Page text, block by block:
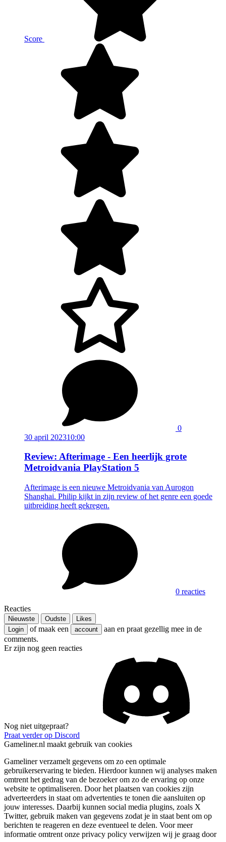
Score
0
30 april 202310:00
Review: Afterimage - Een heerlijk grote
Metroidvania PlayStation 5
Afterimage is een nieuwe Metroidvania van Aurogon
Shanghai. Philip kijkt in zijn review of het genre een goede
uitbreiding heeft gekregen.
0 reacties
Reacties
Nieuwste Oudste
Likes
Login
of maak een account
aan en praat gezellig mee in de
comments.
Er zijn nog geen reacties
Nog niet uitgepraat?
Praat verder op Discord
Gameliner.nl maakt gebruik van cookies
Gameliner verzamelt gegevens om zo een optimale
gebruikerservaring te bieden. Hierdoor kunnen wij analyses maken
omtrent het gedrag van de bezoeker om zo de ervaring op onze
website te optimaliseren. Door het plaatsen van cookies zijn
adverteerders in staat om advertenties te tonen die aansluiten op
jouw interesses. Daarbij kunnen social media plugins, zoals X
Twitter, gebruik maken van gegevens zodat je in staat bent om op
berichten te reageren en deze eventueel te delen. Voor meer
informatie omtrent onze privacy policy verwijzen wij je graag door